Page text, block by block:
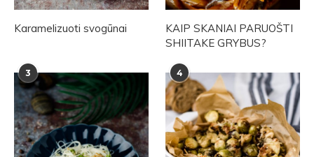
Karamelizuoti svogūnai
KAIP SKANIAI PARUOŠTI
SHIITAKE GRYBUS?
3 4